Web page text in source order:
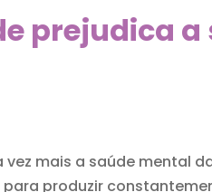
prejudica a
mais a saúde mental
produzir